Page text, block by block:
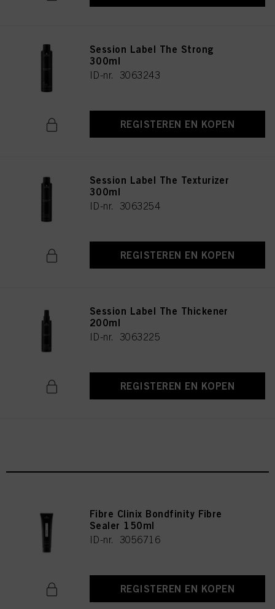
Session Label The Strong
300ml
ID-nr. 3063243
REGISTEREN EN KOPEN
Session Label The Texturizer
300ml
ID-nr. 3063254
REGISTEREN EN KOPEN
Session Label The Thickener
200ml
ID-nr. 3063225
REGISTEREN EN KOPEN
Fibre Clinix Bondfinity Fibre
Sealer 150ml
ID-nr. 3056716
REGISTEREN EN KOPEN